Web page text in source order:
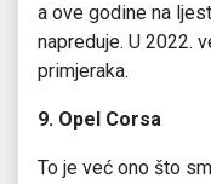
a ove godine na
napreduje. U 2022.
primjeraka.
9. Opel Corsa
To je već ono što